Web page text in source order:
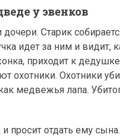
у эвенков
Старик
идет за ним и видит,
приходит к
охотники. Охотники
медвежья лапа.
просит отдать ему